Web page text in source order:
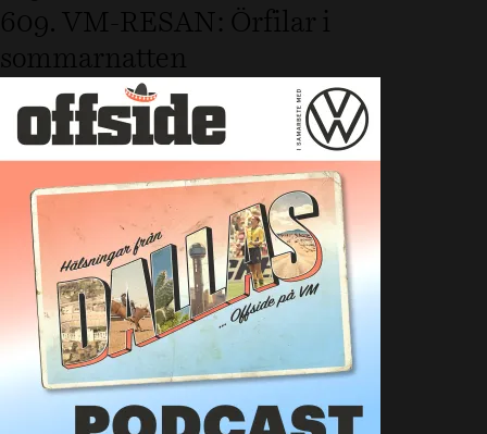
609. VM-RESAN: Örfilar i
sommarnatten